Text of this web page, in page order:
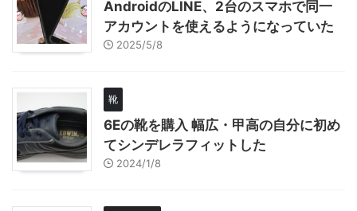
AndroidのLINE、2台のスマホで同一
アカウントを使えるようになっていた
2025/5/8
靴
6Eの靴を購入 幅広・甲高の自分に初め
てシンデレラフィットした
2024/1/8